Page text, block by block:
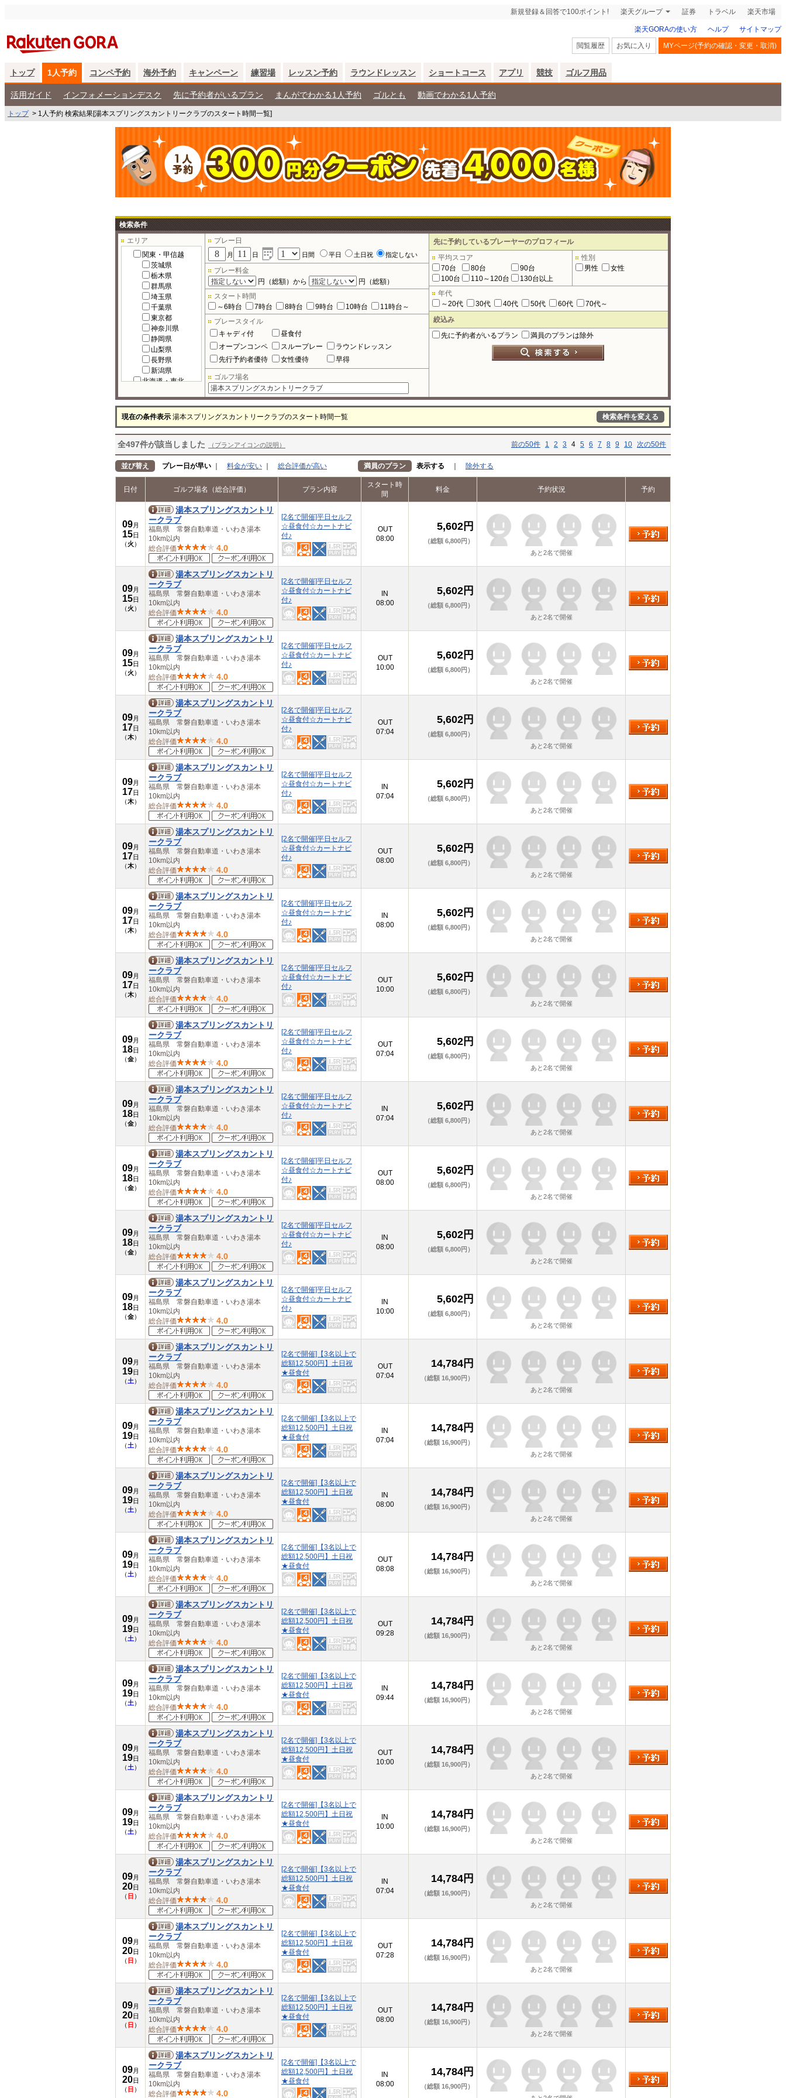
新規登録＆回答で100ポイント! 楽天グループ 証券 トラベル 楽天市場
楽天GORAの使い方 ヘルプ
サイトマップ
閲覧履歴
お気に入り MYページ(予約の確認・変更・取消)
トップ 1人予約 コンペ予約 海外予約 キャンペーン 練習場 レッスン予約 ラウンドレッスン ショートコース アプリ 競技 ゴルフ用品
活用ガイド インフォメーションデスク 先に予約者がいるプラン まんがでわかる1人予約 ゴルとも 動画でわかる1人予約
トップ> 1人予約 検索結果[湯本スプリングスカントリークラブのスタート時間一覧]
検索条件
エリア
関東・甲信越
茨城県
栃木県
群馬県
埼玉県
千葉県
東京都
神奈川県
静岡県
山梨県
長野県
新潟県
北海道・東北
宮城県
福島県
秋田県
青森県
山形県
北陸
富山県
中部
岐阜県
愛知県
三重県
近畿
滋賀県
京都府
大阪府
兵庫県
奈良県
和歌山県
鳥取県
島根県
岡山県
広島県
山口県
徳島県
香川県
愛媛県
高知県
九州・沖縄
福岡県
佐賀県
長崎県
熊本県
大分県
宮崎県
鹿児島県
沖縄県
プレー日
月 日 日間 平日 土日祝 指定しない
プレー料金
円（総額）から
円（総額）
スタート時間
～6時台
7時台 8時台 9時台 10時台
11時台～
プレースタイル
キャディ付
昼食付
オープンコンペ
スループレー
ラウンドレッスン
先行予約者優待
女性優待 早得
ゴルフ場名
先に予約しているプレーヤーのプロフィール
平均スコア
70台
80台
90台
100台
110～120台 130台以上
性別
男性
女性
年代
～20代
30代 40代 50代 60代
70代～
絞込み
先に予約者がいるプラン
満員のプランは除外
現在の条件表示 湯本スプリングスカントリークラブのスタート時間一覧 検索条件を変える
全497件が該当しました （プランアイコンの説明） 前の50件 1 2 3 4 5 6 7 8 9 10 次の50件
並び替え プレー日が早い 料金が安い 総合評価が高い 満員のプラン 表示する 除外する
日付 ゴルフ場名（総合評価） プラン内容
スタート時
間
料金 予約状況 予約
09月
15日
（火）
湯本スプリングスカントリ
ークラブ
福島県 常磐自動車道・いわき湯本
10km以内
総合評価
4.0
[2名で開催]平日セルフ
☆昼食付☆カートナビ
付♪
OUT
08:00
5,602円
（総額 6,800円）
あと2名で開催
09月
15日
（ 火 ）
湯本スプリングスカントリ
ークラブ
福島県 常磐自動車道・いわき湯本
10km以内
総合評価
4.0
[2名で開催]平日セルフ
☆昼食付☆カートナビ
付♪
IN
08:00
5,602円
（総額 6,800円）
あと2名で開催
09月
15日
（火）
湯本スプリングスカントリ
ークラブ
福島県 常磐自動車道・いわき湯本
10km以内
総合評価
4.0
[2名で開催]平日セルフ
☆昼食付☆カートナビ
付♪
OUT
10:00
5,602円
（総額 6,800円）
あと2名で開催
09月
17日
（木）
湯本スプリングスカントリ
ークラブ
福島県 常磐自動車道・いわき湯本
10km以内
総合評価
4.0
[2名で開催]平日セルフ
☆昼食付☆カートナビ
付♪
OUT
07:04
5,602円
（総額 6,800円）
あと2名で開催
09月
17日
（木）
湯本スプリングスカントリ
ークラブ
福島県 常磐自動車道・いわき湯本
10km以内
総合評価
4.0
[2名で開催]平日セルフ
☆昼食付☆カートナビ
付♪
IN
07:04
5,602円
（総額 6,800円）
あと2名で開催
09月
17日
（木）
湯本スプリングスカントリ
ークラブ
福島県 常磐自動車道・いわき湯本
10km以内
総合評価
4.0
[2名で開催]平日セルフ
☆昼食付☆カートナビ
付♪
OUT
08:00
5,602円
（総額 6,800円）
あと2名で開催
09月
17日
（木）
湯本スプリングスカントリ
ークラブ
福島県 常磐自動車道・いわき湯本
10km以内
総合評価
4.0
[2名で開催]平日セルフ
☆昼食付☆カートナビ
付♪
IN
08:00
5,602円
（総額 6,800円）
あと2名で開催
09月
17日
（木）
湯本スプリングスカントリ
ークラブ
福島県 常磐自動車道・いわき湯本
10km以内
総合評価
4.0
[2名で開催]平日セルフ
☆昼食付☆カートナビ
付♪
OUT
10:00
5,602円
（総額 6,800円）
あと2名で開催
09月
18日
（金）
湯本スプリングスカントリ
ークラブ
福島県 常磐自動車道・いわき湯本
10km以内
総合評価
4.0
[2名で開催]平日セルフ
☆昼食付☆カートナビ
付♪
OUT
07:04
5,602円
（総額 6,800円）
あと2名で開催
09月
18日
（金）
湯本スプリングスカントリ
ークラブ
福島県 常磐自動車道・いわき湯本
10km以内
総合評価
4.0
[2名で開催]平日セルフ
☆昼食付☆カートナビ
付♪
IN
07:04
5,602円
（総額 6,800円）
あと2名で開催
09月
18日
（金）
湯本スプリングスカントリ
ークラブ
福島県 常磐自動車道・いわき湯本
10km以内
総合評価
4.0
[2名で開催]平日セルフ
☆昼食付☆カートナビ
付♪
OUT
08:00
5,602円
（総額 6,800円）
あと2名で開催
09月
18日
（金）
湯本スプリングスカントリ
ークラブ
福島県 常磐自動車道・いわき湯本
10km以内
総合評価
4.0
[2名で開催]平日セルフ
☆昼食付☆カートナビ
付♪
IN
08:00
5,602円
（総額 6,800円）
あと2名で開催
09月
18日
（金）
湯本スプリングスカントリ
ークラブ
福島県 常磐自動車道・いわき湯本
10km以内
総合評価
4.0
[2名で開催]平日セルフ
☆昼食付☆カートナビ
付♪
IN
10:00
5,602円
（総額 6,800円）
あと2名で開催
09月
19日
（ 土 ）
湯本スプリングスカントリ
ークラブ
福島県 常磐自動車道・いわき湯本
10km以内
総合評価
4.0
[2名で開催]【3名以上で
総額12,500円】土日祝
★昼食付
OUT
07:04
14,784円
（総額 16,900円）
あと2名で開催
09月
19日
（土）
湯本スプリングスカントリ
ークラブ
福島県 常磐自動車道・いわき湯本
10km以内
総合評価
4.0
[2名で開催]【3名以上で
総額12,500円】土日祝
★昼食付
IN
07:04
14,784円
（総額 16,900円）
あと2名で開催
09月
19日
（ 土 ）
湯本スプリングスカントリ
ークラブ
福島県 常磐自動車道・いわき湯本
10km以内
総合評価
4.0
[2名で開催]【3名以上で
総額12,500円】土日祝
★昼食付
IN
08:00
14,784円
（総額 16,900円）
あと2名で開催
09月
19日
（土）
湯本スプリングスカントリ
ークラブ
福島県 常磐自動車道・いわき湯本
10km以内
総合評価
4.0
[2名で開催]【3名以上で
総額12,500円】土日祝
★昼食付
OUT
08:08
14,784円
（総額 16,900円）
あと2名で開催
09月
19日
（ 土 ）
湯本スプリングスカントリ
ークラブ
福島県 常磐自動車道・いわき湯本
10km以内
総合評価
4.0
[2名で開催]【3名以上で
総額12,500円】土日祝
★昼食付
OUT
09:28
14,784円
（総額 16,900円）
あと2名で開催
09月
19日
（土）
湯本スプリングスカントリ
ークラブ
福島県 常磐自動車道・いわき湯本
10km以内
総合評価
4.0
[2名で開催]【3名以上で
総額12,500円】土日祝
★昼食付
IN
09:44
14,784円
（総額 16,900円）
あと2名で開催
09月
19日
（ 土 ）
湯本スプリングスカントリ
ークラブ
福島県 常磐自動車道・いわき湯本
10km以内
総合評価
4.0
[2名で開催]【3名以上で
総額12,500円】土日祝
★昼食付
OUT
10:00
14,784円
（総額 16,900円）
あと2名で開催
09月
19日
（土）
湯本スプリングスカントリ
ークラブ
福島県 常磐自動車道・いわき湯本
10km以内
総合評価
4.0
[2名で開催]【3名以上で
総額12,500円】土日祝
★昼食付
IN
10:00
14,784円
（総額 16,900円）
あと2名で開催
09月
20日
（ 日 ）
湯本スプリングスカントリ
ークラブ
福島県 常磐自動車道・いわき湯本
10km以内
総合評価
4.0
[2名で開催]【3名以上で
総額12,500円】土日祝
★昼食付
IN
07:04
14,784円
（総額 16,900円）
あと2名で開催
09月
20日
（ 日）
湯本スプリングスカントリ
ークラブ
福島県 常磐自動車道・いわき湯本
10km以内
総合評価
4.0
[2名で開催]【3名以上で
総額12,500円】土日祝
★昼食付
OUT
07:28
14,784円
（総額 16,900円）
あと2名で開催
09月
20日
（ 日 ）
湯本スプリングスカントリ
ークラブ
福島県 常磐自動車道・いわき湯本
10km以内
総合評価
4.0
[2名で開催]【3名以上で
総額12,500円】土日祝
★昼食付
OUT
08:00
14,784円
（総額 16,900円）
あと2名で開催
09月
20日
（ 日）
湯本スプリングスカントリ
ークラブ
福島県 常磐自動車道・いわき湯本
10km以内
総合評価
4.0
[2名で開催]【3名以上で
総額12,500円】土日祝
★昼食付
IN
08:00
14,784円
（総額 16,900円）